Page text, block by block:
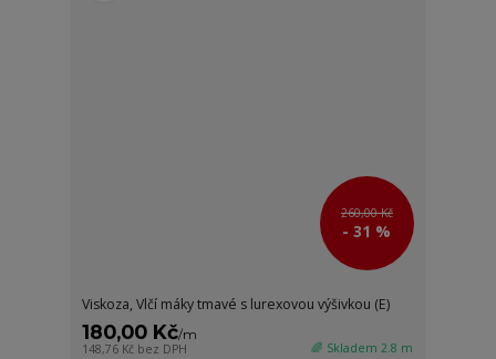
260,00 Kč
- 31 %
Viskoza, Vlčí máky tmavé s lurexovou výšivkou (E)
180,00 Kč/m
148,76 Kč bez DPH 🌈 Skladem 2.8 m